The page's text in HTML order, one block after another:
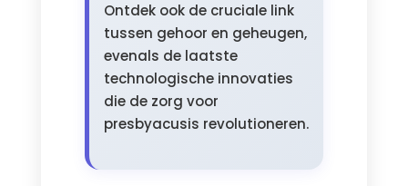
Ontdek ook de cruciale link
tussen gehoor en geheugen,
evenals de laatste
technologische innovaties
die de zorg voor
presbyacusis revolutioneren.